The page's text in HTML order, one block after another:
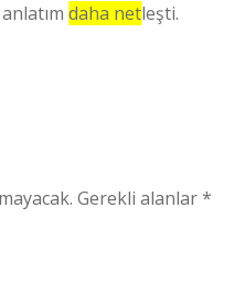
daha netleşti.
Gerekli alanlar*